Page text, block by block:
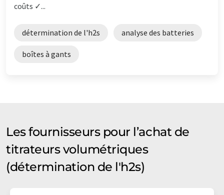
coûts ✓...
détermination de l'h2s analyse des batteries
boîtes à gants
Les fournisseurs pour l’achat de
titrateurs volumétriques
(détermination de l'h2s)